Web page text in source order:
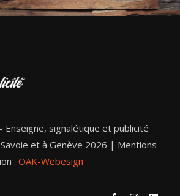
Enseigne, signalétique et publicité
et à Genève 2026 | Mentions
: OAK-Webesign